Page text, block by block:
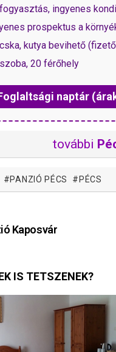
ingyenes
prospektus a
kutya bevihető
20 férőhely
naptár
további
PANZIÓ PÉCS PÉCS
Kaposvár
IS TETSZENEK?